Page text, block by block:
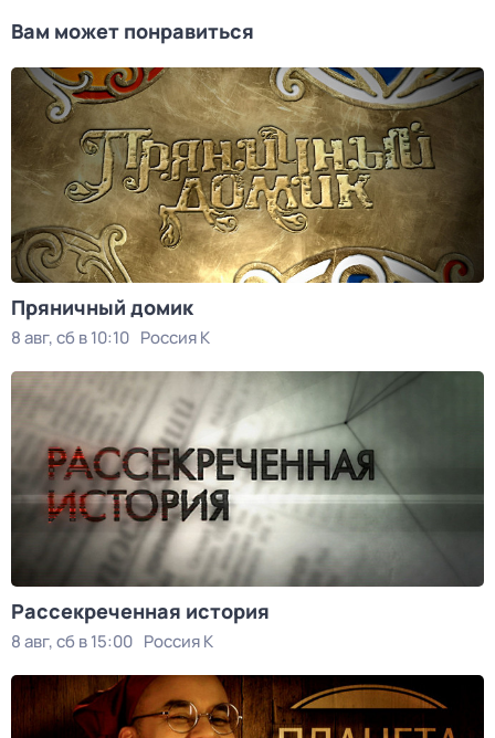
Вам может понравиться
Пряничный домик
8 авг, сб в 10:10 Россия К
Рассекреченная история
8 авг, сб в 15:00 Россия К